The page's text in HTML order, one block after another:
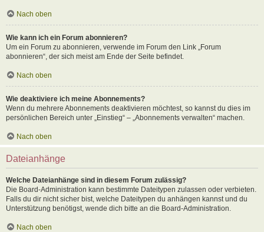
Nach oben
Wie kann ich ein Forum abonnieren?
Um ein Forum zu abonnieren, verwende im Forum den Link „Forum
abonnieren“, der sich meist am Ende der Seite befindet.
Nach oben
Wie deaktiviere ich meine Abonnements?
Wenn du mehrere Abonnements deaktivieren möchtest, so kannst du dies im
persönlichen Bereich unter „Einstieg“ – „Abonnements verwalten“ machen.
Nach oben
Dateianhänge
Welche Dateianhänge sind in diesem Forum zulässig?
Die Board-Administration kann bestimmte Dateitypen zulassen oder verbieten.
Falls du dir nicht sicher bist, welche Dateitypen du anhängen kannst und du
Unterstützung benötigst, wende dich bitte an die Board-Administration.
Nach oben